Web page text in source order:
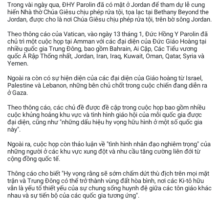
Trong vài ngày qua, ĐHY Parolin đã có mặt ở Jordan để tham dự lễ cung
hiến Nhà thờ Chúa Giêsu chịu phép rửa tội, tọa lạc tại Bethany Beyond the
Jordan, được cho là nơi Chúa Giêsu chịu phép rửa tội, trên bờ sông Jordan.
Theo thông cáo của Vatican, vào ngày 13 tháng 1, Đức Hồng Y Parolin đã
chủ trì một cuộc họp tại Amman với các đại diện của Đức Giáo Hoàng tại
nhiều quốc gia Trung Đông, bao gồm Bahrain, Ai Cập, Các Tiểu vương
quốc Ả Rập Thống nhất, Jordan, Iran, Iraq, Kuwait, Oman, Qatar, Syria và
Yemen.
Ngoài ra còn có sự hiện diện của các đại diện của Giáo hoàng từ Israel,
Palestine và Lebanon, những bên chủ chốt trong cuộc chiến đang diễn ra
ở Gaza.
Theo thông cáo, các chủ đề được đề cập trong cuộc họp bao gồm nhiều
cuộc khủng hoảng khu vực và tình hình giáo hội của mỗi quốc gia được
đại diện, cũng như "những dấu hiệu hy vọng hữu hình ở một số quốc gia
này".
Ngoài ra, cuộc họp còn thảo luận về "tình hình nhân đạo nghiêm trọng" của
những người ở các khu vực xung đột và nhu cầu tăng cường liên đới từ
cộng đồng quốc tế.
Thông cáo cho biết "Hy vọng rằng sẽ sớm chấm dứt thù địch trên mọi mặt
trận và Trung Đông có thể trở thành vùng đất hòa bình, nơi các Ki-tô hữu
vẫn là yếu tố thiết yếu của sự chung sống huynh đệ giữa các tôn giáo khác
nhau và sự tiến bộ của các quốc gia tương ứng".